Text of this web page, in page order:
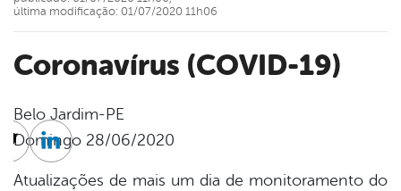
Coronavírus (COVID-19)
última modificação: 01/07/2020 11h06
Belo Jardim-PE
Domingo 28/06/2020
Atualizações de mais um dia de monitoramento do
TwitterLinkedin